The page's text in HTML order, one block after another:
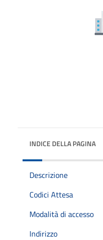
INDICE DELLA PAGINA
Descrizione
Codici Attesa
Modalità di accesso
Indirizzo